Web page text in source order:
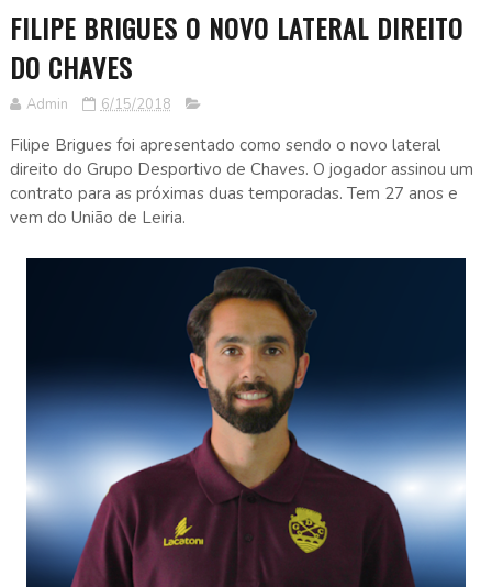
FILIPE BRIGUES O NOVO LATERAL DIREITO
DO CHAVES
Admin 6/15/2018
Filipe Brigues foi apresentado como sendo o novo lateral
direito do Grupo Desportivo de Chaves. O jogador assinou um
contrato para as próximas duas temporadas. Tem 27 anos e
vem do União de Leiria.